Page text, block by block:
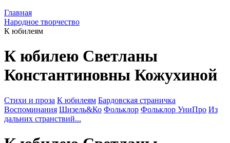
Главная
Народное творчество
К юбилеям
К юбилею Светланы
Константиновны Кожухиной
Стихи и проза К юбилеям Бардовская страничка
Воспоминания Шизель&Ко Фольклор Фольклор УниПро Из
дальних странствий...